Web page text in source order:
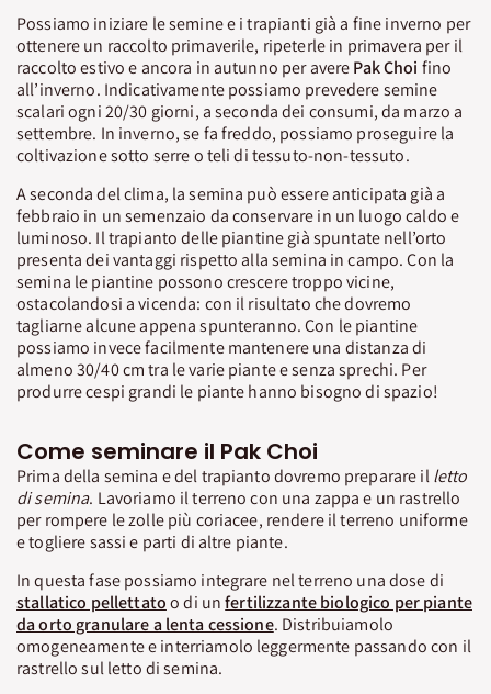
Possiamo iniziare le semine e i trapianti già a fine inverno per
ottenere un raccolto primaverile, ripeterle in primavera per il
raccolto estivo e ancora in autunno per averePak Choi fino
all’inverno. Indicativamente possiamo prevedere semine
scalari ogni 20/30 giorni, a seconda dei consumi, da marzo a
settembre. In inverno, se fa freddo, possiamo proseguire la
coltivazione sotto serre o teli di tessuto-non-tessuto.
A seconda del clima, la semina può essere anticipata già a
febbraio in un semenzaio da conservare in un luogo caldo e
luminoso. Il trapianto delle piantine già spuntate nell’orto
presenta dei vantaggi rispetto alla semina in campo. Con la
semina le piantine possono crescere troppo vicine,
ostacolandosi a vicenda: con il risultato che dovremo
tagliarne alcune appena spunteranno. Con le piantine
possiamo invece facilmente mantenere una distanza di
almeno 30/40 cm tra le varie piante e senza sprechi. Per
produrre cespi grandi le piante hanno bisogno di spazio!
Come seminare il Pak Choi
Prima della semina e del trapianto dovremo preparare illetto
di semina. Lavoriamo il terreno con una zappa e un rastrello
per rompere le zolle più coriacee, rendere il terreno uniforme
e togliere sassi e parti di altre piante.
In questa fase possiamo integrare nel terreno una dose di
stallatico pellettatoo di unfertilizzante biologico per piante
da orto granulare a lenta cessione. Distribuiamolo
omogeneamente e interriamolo leggermente passando con il
rastrello sul letto di semina.